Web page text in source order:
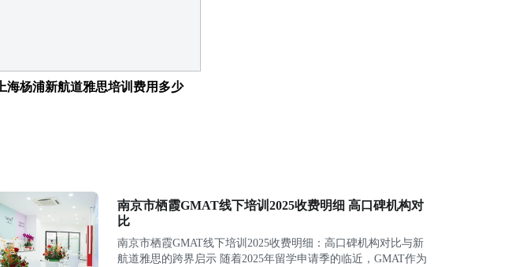
上海杨浦新航道雅思培训费用多少
南京市栖霞GMAT线下培训2025收费明细 高口碑机构对
比
南京市栖霞GMAT线下培训2025收费明细：高口碑机构对比与新
航道雅思的跨界启示 随着2025年留学申请季的临近，GMAT作为